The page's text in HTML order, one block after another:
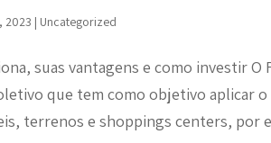
2023 | Uncategorized
suas vantagens e como investir O
que tem como objetivo aplicar
terrenos e shoppings centers, por